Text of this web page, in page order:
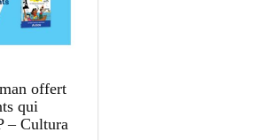
offert
qui
– Cultura